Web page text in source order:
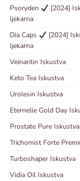
Psoryden
[2024]
ljekarna
Dia Caps
[2024]
ljekarna
Veinaritin Iskustva
Keto Tea Iskustva
Urolesin Iskustva
Eternelle Gold Day
Prostate Pure Iskustva
Trichomist Forte
Turboshaper Iskustva
Vidia Oil Iskustva